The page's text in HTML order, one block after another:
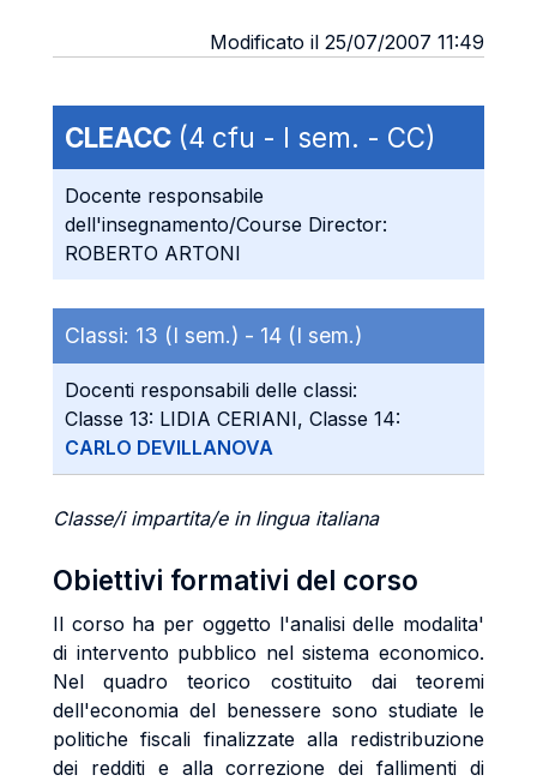
Modificato il 25/07/2007 11:49
CLEACC (4 cfu - I sem. - CC)
Docente responsabile
dell'insegnamento/Course Director:
ROBERTO ARTONI
Classi: 13 (I sem.) - 14 (I sem.)
Docenti responsabili delle classi:
Classe 13: LIDIA CERIANI, Classe 14:
CARLO DEVILLANOVA
Classe/i impartita/e in lingua italiana
Obiettivi formativi del corso
Il corso ha per oggetto l'analisi delle modalita'
di intervento pubblico nel sistema economico.
Nel quadro teorico costituito dai teoremi
dell'economia del benessere sono studiate le
politiche fiscali finalizzate alla redistribuzione
dei redditi e alla correzione dei fallimenti di